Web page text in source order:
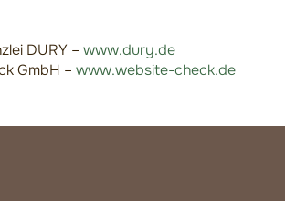
DURY – www.dury.de
GmbH – www.website-check.de